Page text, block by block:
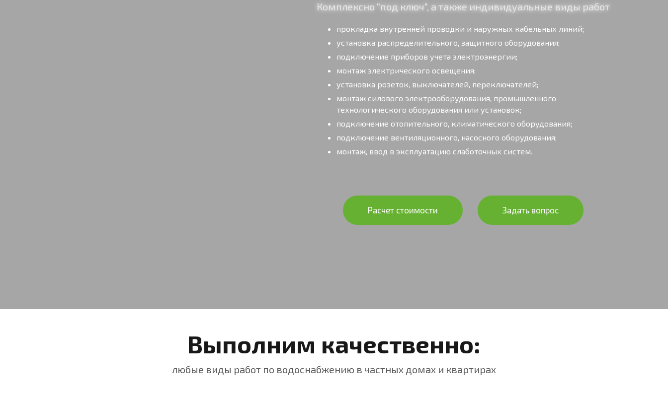
Комплексно "под ключ", а также индивидуальные виды работ
прокладка внутренней проводки и наружных кабельных линий;
установка распределительного, защитного оборудования;
подключение приборов учета электроэнергии;
монтаж электрического освещения;
установка розеток, выключателей, переключателей;
монтаж силового электрооборудования, промышленного
технологического оборудования или установок;
подключение отопительного, климатического оборудования;
подключение вентиляционного, насосного оборудования;
монтаж, ввод в эксплуатацию слаботочных систем.
Расчет стоимости Задать вопрос
Выполним качественно:
любые виды работ по водоснабжению в частных домах и квартирах